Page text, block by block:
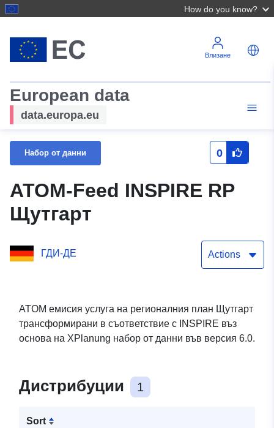
How do you know?
Влизане
European data
data.europa.eu
Набор от данни 0
ATOM-Feed INSPIRE RP
Щутгарт
ГДИ-ДЕ Actions
ATOM емисия услуга на регионалния план Щутгарт
трансформирани в съответствие с INSPIRE въз
основа на XPlanung набор от данни във версия 6.0.
Дистрибуции 1
Sort